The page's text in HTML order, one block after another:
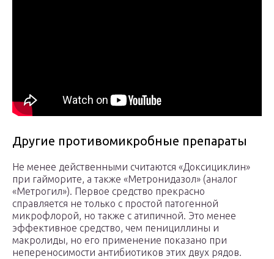
Другие противомикробные препараты
Не менее действенными считаются «Доксициклин»
при гайморите, а также «Метронидазол» (аналог
«Метрогил»). Первое средство прекрасно
справляется не только с простой патогенной
микрофлорой, но также с атипичной. Это менее
эффективное средство, чем пенициллины и
макролиды, но его применение показано при
непереносимости антибиотиков этих двух рядов.